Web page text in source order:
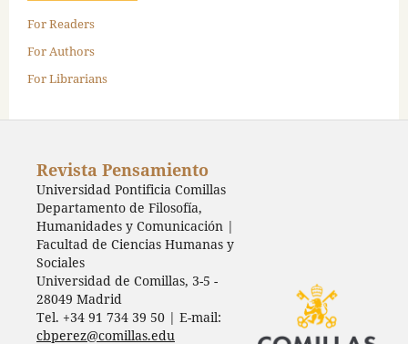
For Readers
For Authors
For Librarians
Revista Pensamiento
Universidad Pontificia Comillas
Departamento de Filosofía,
Humanidades y Comunicación |
Facultad de Ciencias Humanas y
Sociales
Universidad de Comillas, 3-5 -
28049 Madrid
Tel. +34 91 734 39 50 | E-mail:
cbperez@comillas.edu